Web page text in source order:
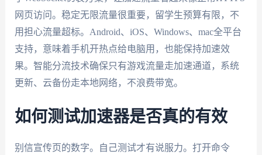
网页访问。稳定无限流量很重要，留学生预算有限，不
用担心流量超标。Android、iOS、Windows、mac全平台
支持，意味着手机开热点给电脑用，也能保持加速效
果。智能分流技术确保只有游戏流量走加速通道，系统
更新、云备份走本地网络，不浪费带宽。
如何测试加速器是否真的有效
别信宣传页的数字。自己测试才有说服力。打开命令